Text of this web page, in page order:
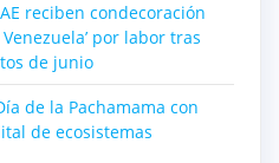
reciben condecoración
por labor tras
de junio
de la Pachamama con
de ecosistemas